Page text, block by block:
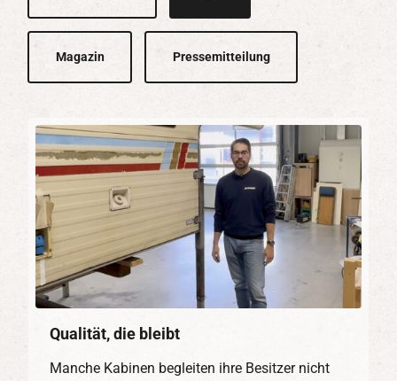
Magazin Pressemitteilung
Qualität, die bleibt
Manche Kabinen begleiten ihre Besitzer nicht